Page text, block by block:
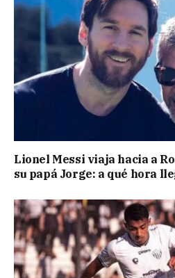
Lionel Messi viaja hacia a
su papá Jorge: a qué hora